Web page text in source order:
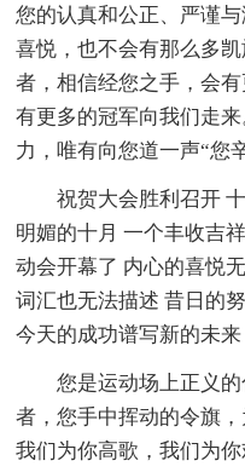
您的认真和公正、严谨
喜悦，也不会有那么多
者，相信经您之手，会
有更多的冠军向我们走
力，唯有向您道一声“您
祝贺大会胜利召开
明媚的十月 一个丰收吉
动会开幕了 内心的喜悦
词汇也无法描述 昔日的
今天的成功谱写新的未来
您是运动场上正义
者，您手中挥动的令旗
我们为你高歌，我们为